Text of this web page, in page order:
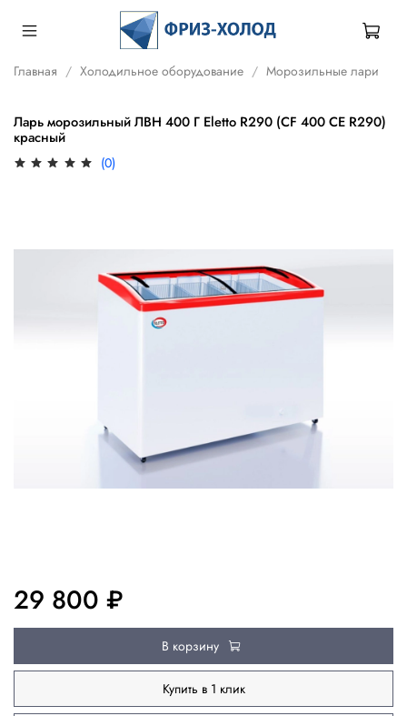
Главная Холодильное оборудование Морозильные лари
Ларь морозильный ЛВН 400 Г Eletto R290 (СF 400 CE R290)
красный
(0)
29 800 ₽
В корзину
Купить в 1 клик